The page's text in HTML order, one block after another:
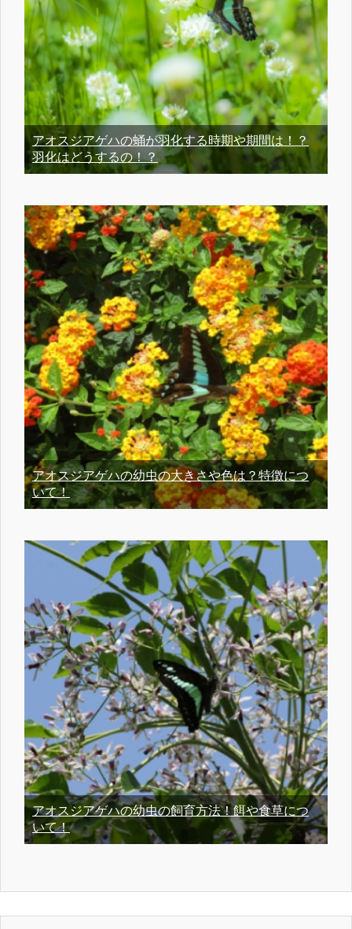
アオスジアゲハの蛹が羽化する時期や期間は！？
羽化はどうするの！？
アオスジアゲハの幼虫の大きさや色は？特徴につ
いて！
アオスジアゲハの幼虫の飼育方法！餌や食草につ
いて！